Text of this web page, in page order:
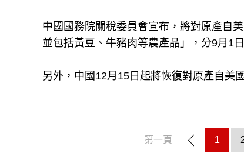
中國國務院關稅委員會宣布，將對原產自
並包括黃豆、牛豬肉等農產品」，分9月1
另外，中國12月15日起將恢復對原產自美
第一頁 1